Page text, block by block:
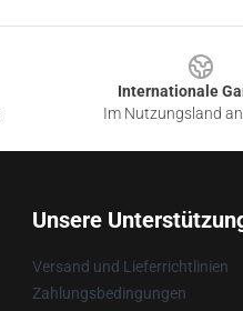
Internationale
Im Nutzungsland
Unsere
Versand und Lieferrichtlinien
Zahlungsbedingungen